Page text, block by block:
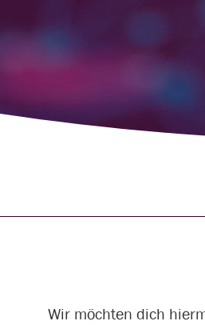
Wir möchten dich